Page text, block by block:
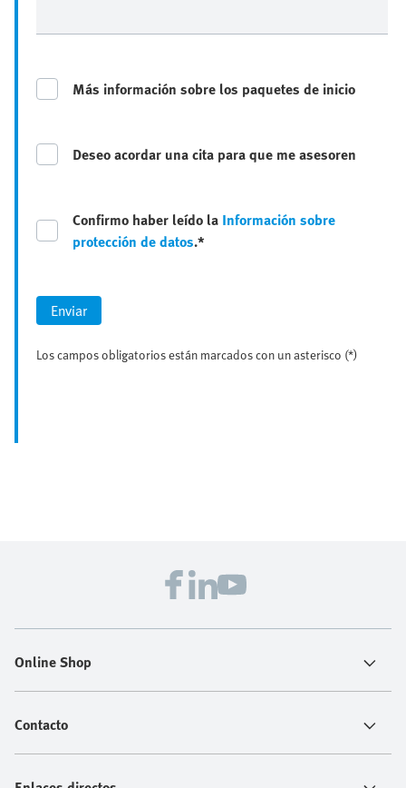
Más información sobre los paquetes de inicio
Deseo acordar una cita para que me asesoren
Confirmo haber leído la Información sobre
protección de datos.*
Enviar
Los campos obligatorios están marcados con un asterisco (*)
Online Shop
Contacto